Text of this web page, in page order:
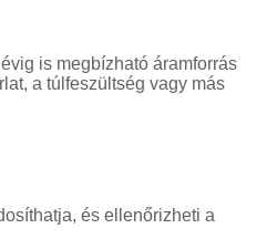
is megbízható áramforrás
a túlfeszültség vagy más
és ellenőrizheti a